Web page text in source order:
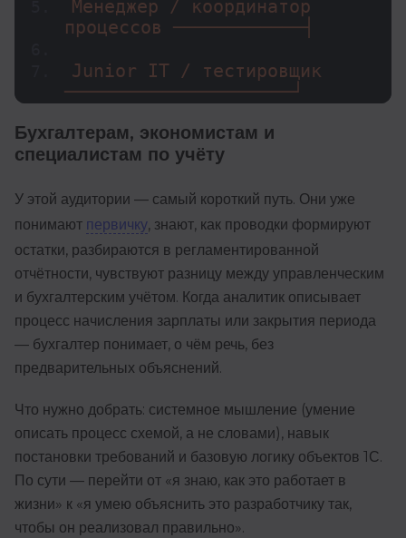
Менеджер / координатор
процессов ────────────┤
Junior IT / тестировщик
─────────────────────┘
Бухгалтерам, экономистам и
специалистам по учёту
У этой аудитории — самый короткий путь. Они уже
понимают первичку, знают, как проводки формируют
остатки, разбираются в регламентированной
отчётности, чувствуют разницу между управленческим
и бухгалтерским учётом. Когда аналитик описывает
процесс начисления зарплаты или закрытия периода
— бухгалтер понимает, о чём речь, без
предварительных объяснений.
Что нужно добрать: системное мышление (умение
описать процесс схемой, а не словами), навык
постановки требований и базовую логику объектов 1С.
По сути — перейти от «я знаю, как это работает в
жизни» к «я умею объяснить это разработчику так,
чтобы он реализовал правильно».